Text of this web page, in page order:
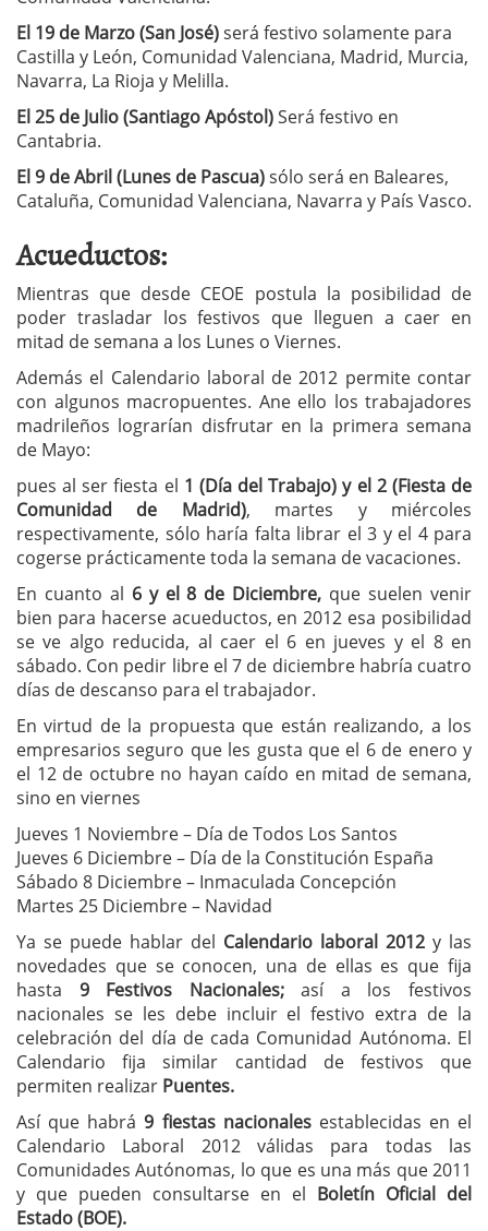
El 19 de Marzo (San José)será festivo solamente para
Castilla y León, Comunidad Valenciana, Madrid, Murcia,
Navarra, La Rioja y Melilla.
El 25 de Julio (Santiago Apóstol)Será festivo en
Cantabria.
El 9 de Abril (Lunes de Pascua)sólo será en Baleares,
Cataluña, Comunidad Valenciana, Navarra y País Vasco.
Acueductos:
Mientras que desde CEOE postula la posibilidad de
poder trasladar los festivos que lleguen a caer en
mitad de semana a los Lunes o Viernes.
Además el Calendario laboral de 2012 permite contar
con algunos macropuentes. Ane ello los trabajadores
madrileños lograrían disfrutar en la primera semana
de Mayo:
pues al ser fiesta el 1 (Día del Trabajo) y el 2 (Fiesta de
Comunidad de Madrid), martes y miércoles
respectivamente, sólo haría falta librar el 3 y el 4 para
cogerse prácticamente toda la semana de vacaciones.
En cuanto al 6 y el 8 de Diciembre, que suelen venir
bien para hacerse acueductos, en 2012 esa posibilidad
se ve algo reducida, al caer el 6 en jueves y el 8 en
sábado. Con pedir libre el 7 de diciembre habría cuatro
días de descanso para el trabajador.
En virtud de la propuesta que están realizando, a los
empresarios seguro que les gusta que el 6 de enero y
el 12 de octubre no hayan caído en mitad de semana,
sino en viernes
Jueves 1 Noviembre – Día de Todos Los Santos
Jueves 6 Diciembre – Día de la Constitución España
Sábado 8 Diciembre – Inmaculada Concepción
Martes 25 Diciembre – Navidad
Ya se puede hablar del Calendario laboral 2012 y las
novedades que se conocen, una de ellas es que fija
hasta 9 Festivos Nacionales;así a los festivos
nacionales se les debe incluir el festivo extra de la
celebración del día de cada Comunidad Autónoma. El
Calendario fija similar cantidad de festivos que
permiten realizar Puentes.
Así que habrá9 fiestas nacionalesestablecidas en el
Calendario Laboral 2012 válidas para todas las
Comunidades Autónomas, lo que es una más que 2011
y que pueden consultarse en el Boletín Oficial del
Estado (BOE).